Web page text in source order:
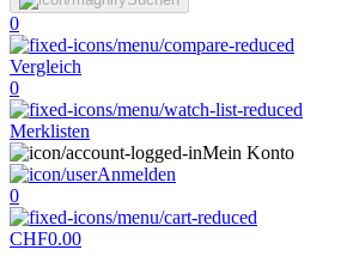
0
Vergleich
0
Merklisten
Mein Konto
Anmelden
0
CHF0.00